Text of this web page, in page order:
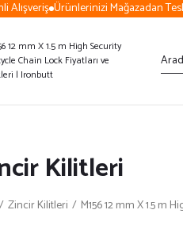
Ürünlerinizi Mağazadan
Kilitleri
Zincir Kilitleri M156 12 mm X 1.5 m